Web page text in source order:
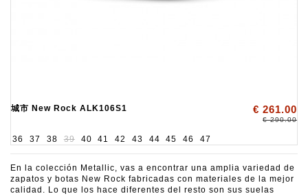
城市 New Rock ALK106S1 € 261.00
€ 290.00
36 37 38 39 40 41 42 43 44 45 46 47
En la colección Metallic, vas a encontrar una amplia variedad de
zapatos y botas New Rock fabricadas con materiales de la mejor
calidad. Lo que los hace diferentes del resto son sus suelas